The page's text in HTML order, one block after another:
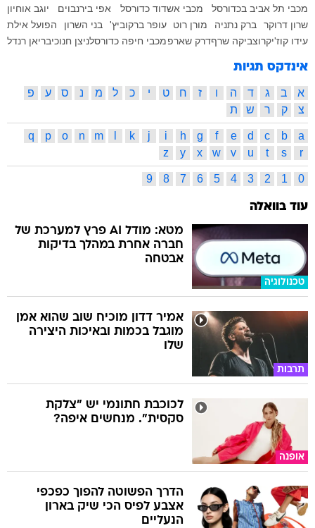
מכבי תל אביב בכדורסל
מכבי אשדוד כדורסל אפי בירנבוים
יוגב אוחיון
שרון דרוקר
ברק נתניה מורן רוט עופר ברקוביץ' בני השרון
הפועל אילת
עידו קוז'יקרוצביקה שרףדרק שארפמכבי חיפה כדורסלניצן חנוכיבריאן רנדל
אינדקס תגיות
א ב ג ד ה ו ז ח ט י כ ל מ נ ס ע
פ
צ
ק ר ש ת
a
b
c
d
e
f
g
h
i
j
k
m
n
o
p
q
r
s
t
u
v
w
x
y
z
0
1
2
3
4
5
6
7
8
9
עוד בוואלה
טכנולוגיה
מטא: מודל AI פרץ למערכת של
חברה אחרת במהלך בדיקות
אבטחה
תרבות
אמיר דדון מוכיח שוב שהוא אמן
מוגבל בכמות ובאיכות היצירה
שלו
אופנה
לכוכבת חתונמי יש "צלקת
סקסית". מנחשים איפה?
הדרך הפשוטה להפוך כפכפי
אצבע לפיס הכי שיק בארון
הנעליים